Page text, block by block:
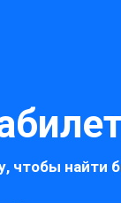
чтобы найти